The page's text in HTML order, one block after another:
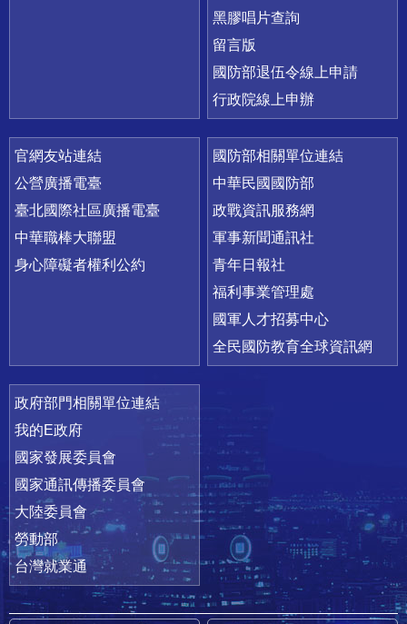
黑膠唱片查詢
留言版
國防部退伍令線上申請
行政院線上申辦
官網友站連結
公營廣播電臺
臺北國際社區廣播電臺
中華職棒大聯盟
身心障礙者權利公約
國防部相關單位連結
中華民國國防部
政戰資訊服務網
軍事新聞通訊社
青年日報社
福利事業管理處
國軍人才招募中心
全民國防教育全球資訊網
政府部門相關單位連結
我的E政府
國家發展委員會
國家通訊傳播委員會
大陸委員會
勞動部
台灣就業通